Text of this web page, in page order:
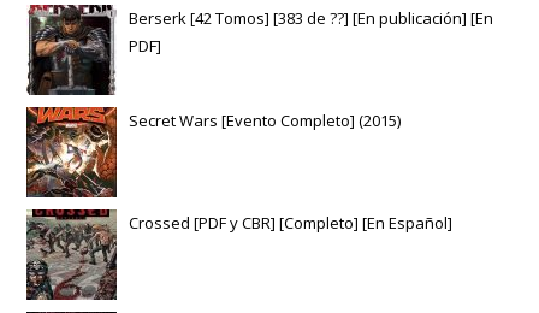
Berserk [42 Tomos] [383 de ??] [En publicación] [En
PDF]
Secret Wars [Evento Completo] (2015)
Crossed [PDF y CBR] [Completo] [En Español]